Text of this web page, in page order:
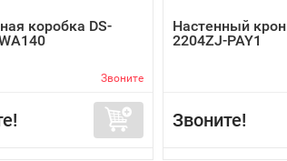
коробка DS-
Звоните
Настенный
2204ZJ-PAY1
Звоните!